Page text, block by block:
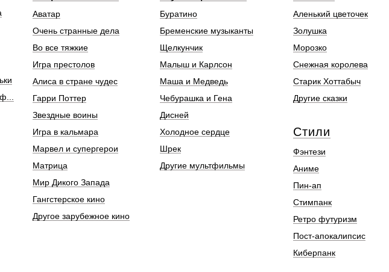
Аватар
Очень странные дела
Во все тяжкие
Игра престолов
Алиса в стране чудес
Гарри Поттер
Звездные воины
Игра в кальмара
Марвел и супергерои
Матрица
Мир Дикого Запада
Гангстерское кино
Другое зарубежное кино
Буратино
Бременские музыканты
Щелкунчик
Малыш и Карлсон
Маша и Медведь
Чебурашка и Гена
Дисней
Холодное сердце
Шрек
Другие мультфильмы
Аленький цветочек
Золушка
Морозко
Снежная королева
Старик Хоттабыч
Другие сказки
Стили
Фэнтези
Аниме
Пин-ап
Стимпанк
Ретро футуризм
Пост-апокалипсис
Киберпанк